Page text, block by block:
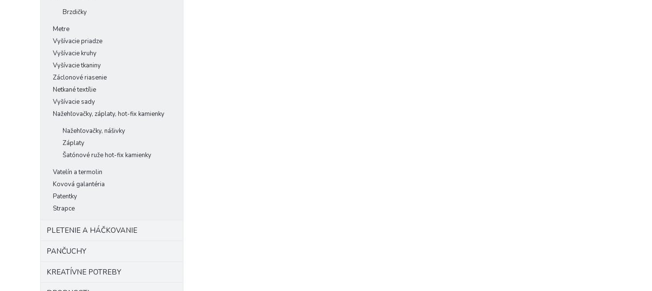
Brzdičky
Metre
Vyšívacie priadze
Vyšívacie kruhy
Vyšívacie tkaniny
Záclonové riasenie
Netkané textílie
Vyšívacie sady
Nažehľovačky, záplaty, hot-fix kamienky
Nažehľovačky, nášivky
Záplaty
Šatónové ruže hot-fix kamienky
Vatelín a termolin
Kovová galantéria
Patentky
Strapce
PLETENIE A HÁČKOVANIE
PANČUCHY
KREATÍVNE POTREBY